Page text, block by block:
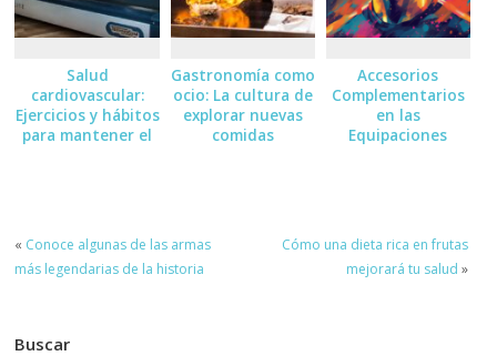
Salud
cardiovascular:
Ejercicios y hábitos
para mantener el
Gastronomía como
ocio: La cultura de
explorar nuevas
comidas
Accesorios
Complementarios
en las
Equipaciones
« Conoce algunas de las armas
más legendarias de la historia
Cómo una dieta rica en frutas
mejorará tu salud »
Buscar